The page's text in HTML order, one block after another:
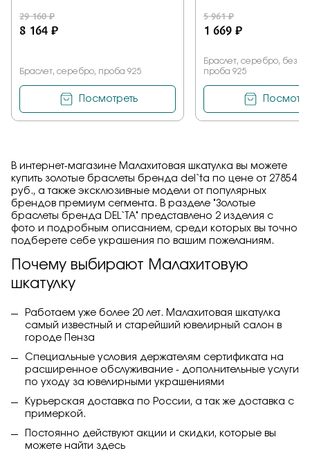
29 160 ₽
8 164 ₽
Браслет, серебро, проба 925
Посмотреть
5 961 ₽
1 669 ₽
Браслет, серебро, без
проба 925
В интернет-магазине Малахитовая шкатулка вы можете
купить золотые браслеты бренда del`ta по цене от 27854
руб., а также эксклюзивные модели от популярных
брендов премиум сегмента. В разделе "Золотые
браслеты бренда DEL`TA" представлено 2 изделия с
фото и подробным описанием, среди которых вы точно
подберете себе украшения по вашим пожеланиям.
Почему выбирают Малахитовую
шкатулку
Работаем уже более 20 лет. Малахитовая шкатулка
самый известный и старейший ювелирный салон в
городе Пенза
Специальные условия держателям сертификата на
расширенное обслуживание - дополнительные услуги
по уходу за ювелирными украшениями
Курьерская доставка по России, а так же доставка с
примеркой.
Постоянно действуют акции и скидки, которые вы
можете найти здесь